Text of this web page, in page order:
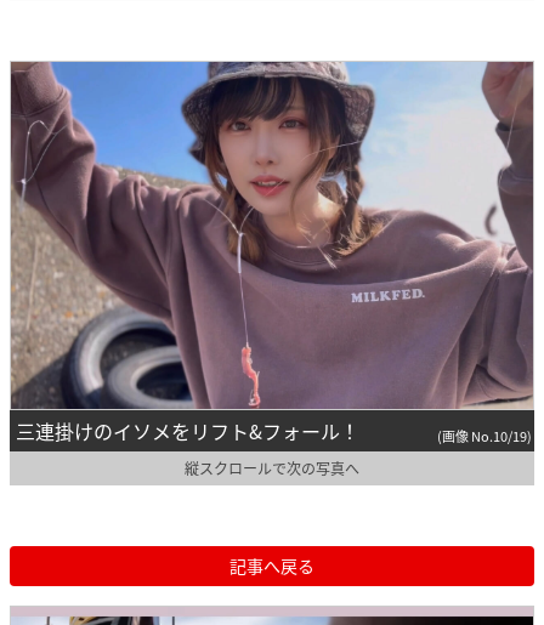
三連掛けのイソメをリフト&フォール！ (画像 No.10/19)
縦スクロールで次の写真へ
記事へ戻る